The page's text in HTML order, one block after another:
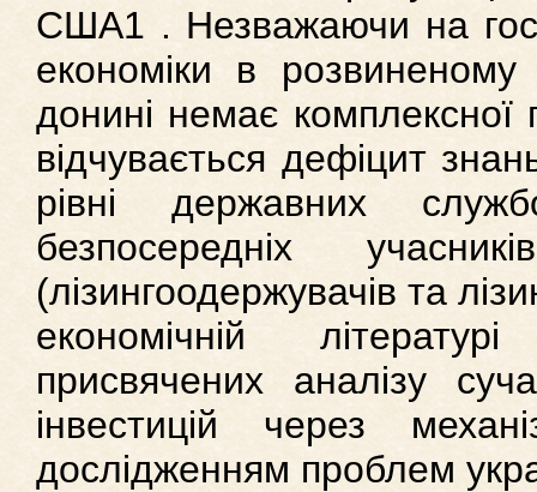
США1 . Незважаючи на
економіки в розвиненому
донині немає комплексної
відчувається дефіцит
рівні державних
безпосередніх
(лізингоодержувачів та
економічній
присвячених аналізу
інвестицій через
дослідженням проблем